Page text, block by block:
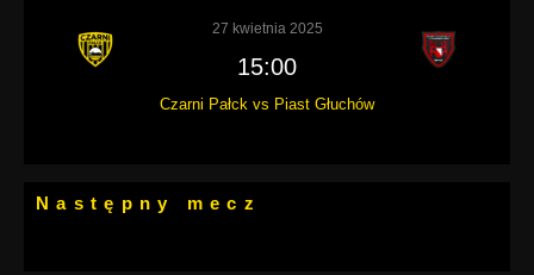
27 kwietnia 2025
15:00
Czarni Pałck vs Piast Głuchów
Następny mecz